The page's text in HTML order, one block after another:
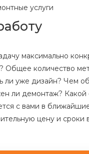
услуги
максимально
Общее количество
ли уже дизайн? Чем
ли демонтаж? Какой
с вами в
цену и сроки